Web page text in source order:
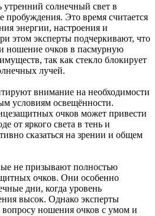
солнечный свет в
пробуждения. Это время считается
энергии, настроения и
этом эксперты подчеркивают, что
ношение очков в пасмурную
так как стекло блокирует
лучей.
внимание на необходимости
условиям освещённости.
очков может привести
от яркого света в тень и
сказаться на зрении и общем
не призывают полностью
очков. Они особенно
дни, когда уровень
высок. Однако эксперты
ношения очков с умом и